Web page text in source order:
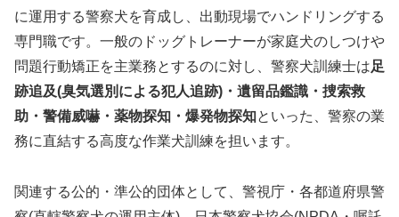
に運用する警察犬を育成し、出動現場でハンドリングする
専門職です。一般のドッグトレーナーが家庭犬のしつけや
問題行動矯正を主業務とするのに対し、警察犬訓練士は足
跡追及(臭気選別による犯人追跡)・遺留品鑑識・捜索救
助・警備威嚇・薬物探知・爆発物探知といった、警察の業
務に直結する高度な作業犬訓練を担います。
関連する公的・準公的団体として、警視庁・各都道府県警